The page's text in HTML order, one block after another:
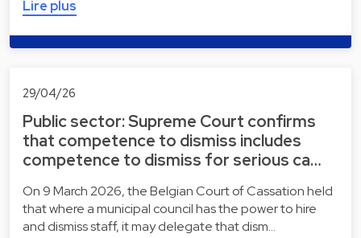
Lire plus
29/04/26
Public sector: Supreme Court confirms
that competence to dismiss includes
competence to dismiss for serious ca…
On 9 March 2026, the Belgian Court of Cassation held
that where a municipal council has the power to hire
and dismiss staff, it may delegate that dism…